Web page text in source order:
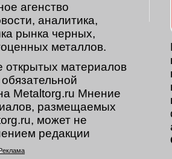
агенство
аналитика,
рынка черных,
металлов.
открытых материалов
Metaltorg.ru Мнение
размещаемых
может не
редакции